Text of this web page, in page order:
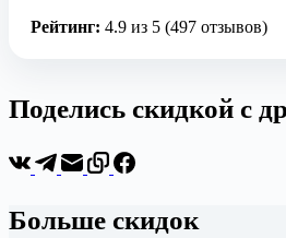
Рейтинг: 4.9 из 5 (497 отзывов)
Поделись скидкой с
Больше скидок